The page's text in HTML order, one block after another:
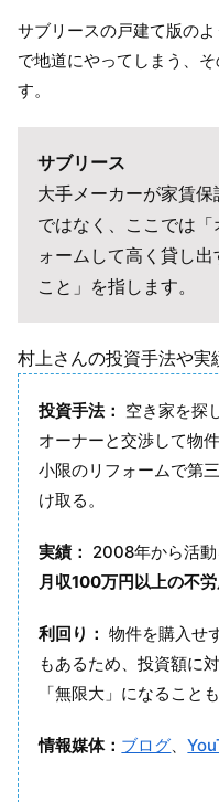
サブリースの戸建て版の
で地道にやってしまう、
す。
サブリース
大手メーカーが家賃
ではなく、ここでは
ォームして高く貸し
こと」を指します。
村上さんの投資手法や実
投資手法： 空き家を探
オーナーと交渉して物
小限のリフォームで第
け取る。
実績： 2008年から活
月収100万円以上の不
利回り： 物件を購入せ
もあるため、投資額に
「無限大」になること
情報媒体： ブログ 、